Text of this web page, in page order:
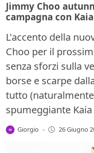
Jimmy Choo
campagna con
L'accento della
Choo per il
senza sforzi sulla
borse e scarpe
tutto
spumeggiante Kaia
Giorgio - 26 Giugno